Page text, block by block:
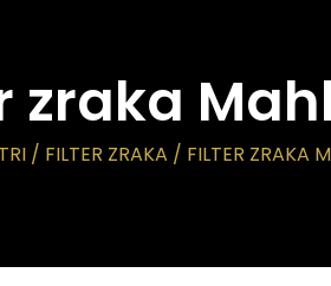
zraka
/ FILTER ZRAKA / FILTER ZRAKA